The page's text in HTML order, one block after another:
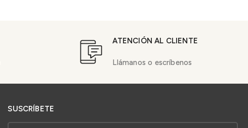
ATENCIÓN AL CLIENTE
Llámanos o escríbenos
SUSCRÍBETE